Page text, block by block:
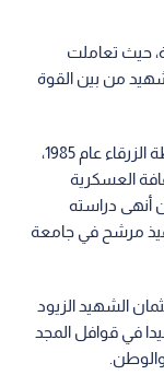
حيث تعاملت
من بين القوة
وولد الشهيد الزيود في لواء الهاشمية - محافظة الزرقاء عام 1985،
العسكرية
أنهى دراسته
كتلميذ مرشح في جامعة
الشهيد الزيود
في قوافل المجد